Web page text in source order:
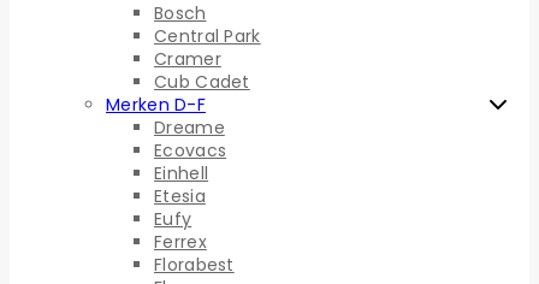
Bosch
Central Park
Cramer
Cub Cadet
Merken D-F
Dreame
Ecovacs
Einhell
Etesia
Eufy
Ferrex
Florabest